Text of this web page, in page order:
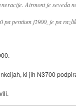
Airmont je seveda
pa pentium j2900, je pa
ki jih N3700